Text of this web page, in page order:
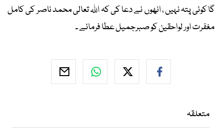
گا کوئی پتہ نہیں ، انھوں نے دعا کی کہ اللہ تعالی محمد ناصر کی کامل
مغفرت اور لواحقین کو صبرجمیل عطا فرمائے ۔
متعلقہ